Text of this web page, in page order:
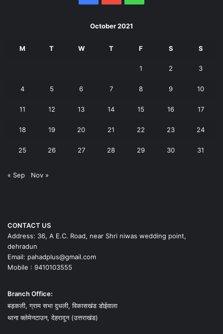
October 2021
M T W T F S S
1 2 3
4 5 6 7 8 9 10
11 12 13 14 15 16 17
18 19 20 21 22 23 24
25 26 27 28 29 30 31
« Sep Nov »
CONTACT US
Address: 36, A E.C. Road, near Shri niwas wedding point,
dehradun
Email: pahadplus@gmail.com
Mobile : 9410103555
Branch Office:
बड़कली, ग्राम सभा दुधली, विकासखंड डोईवाला
थाना क्लेमेनटाउन, देहरादून (उत्तराखंड)